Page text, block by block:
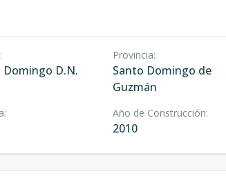
:
Domingo D.N.
Provincia:
Santo Domingo de
Guzmán
: Año de Construcción:
2010